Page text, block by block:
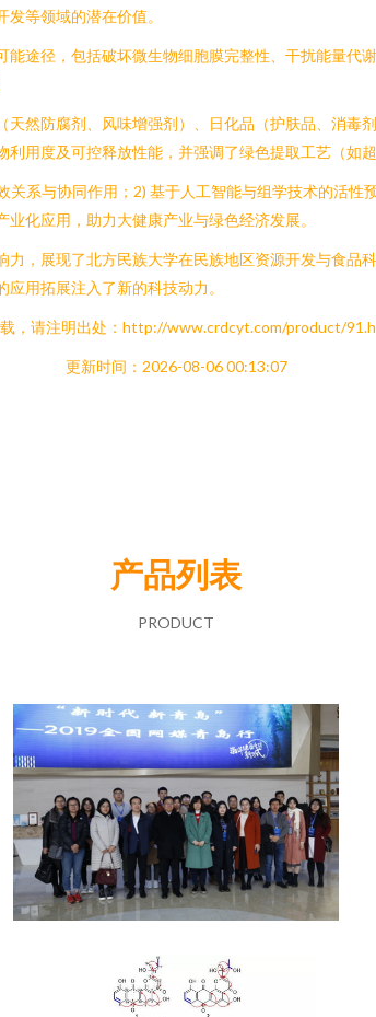
等领域的潜在价值。
途径，包括破坏微生物细胞膜完整性、干扰能量代
然防腐剂、风味增强剂）、日化品（护肤品、消毒
用度及可控释放性能，并强调了绿色提取工艺（如
系与协同作用；2) 基于人工智能与组学技术的活
化应用，助力大健康产业与绿色经济发展。
，展现了北方民族大学在民族地区资源开发与食品
用拓展注入了新的科技动力。
，请注明出处：http://www.crdcyt.com/product/
更新时间：2026-08-06 00:13:07
产品列表
PRODUCT